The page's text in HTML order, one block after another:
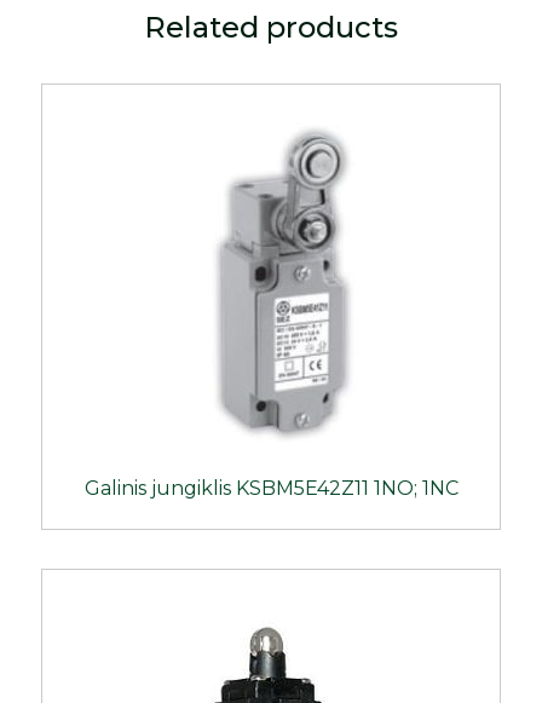
Related products
Galinis jungiklis KSBM5E42Z11 1NO; 1NC